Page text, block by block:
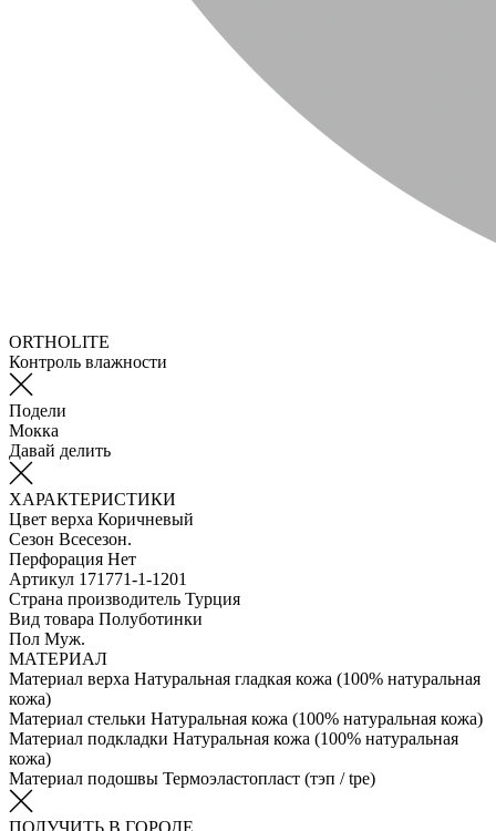
ORTHOLITE
Контроль влажности
Подели
Мокка
Давай делить
ХАРАКТЕРИСТИКИ
Цвет верха Коричневый
Сезон Всесезон.
Перфорация Нет
Артикул 171771-1-1201
Страна производитель Турция
Вид товара Полуботинки
Пол Муж.
МАТЕРИАЛ
Материал верха Натуральная гладкая кожа (100% натуральная
кожа)
Материал стельки Натуральная кожа (100% натуральная кожа)
Материал подкладки Натуральная кожа (100% натуральная
кожа)
Материал подошвы Термоэластопласт (тэп / tpe)
ПОЛУЧИТЬ В ГОРОДЕ